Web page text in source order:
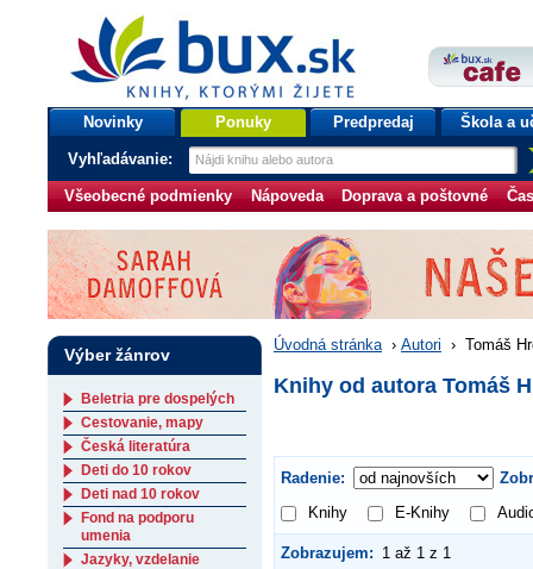
bux.sk
knihy, ktorými žijete
Úvodná stránka
Novinky Ponuky Predpredaj Škola a
Vyhľadávanie:
Všeobecné podmienky Nápoveda Doprava a poštovné
Úvodná stránka › Autori › Tomáš
Knihy od autora Tomáš
Radenie:
Knihy
E-Knihy
Zobrazujem: 1 až 1 z 1
Výber žánrov
Beletria pre dospelých
Cestovanie, mapy
Česká literatúra
Deti do 10 rokov
Deti nad 10 rokov
Fond na podporu
umenia
Jazyky, vzdelanie